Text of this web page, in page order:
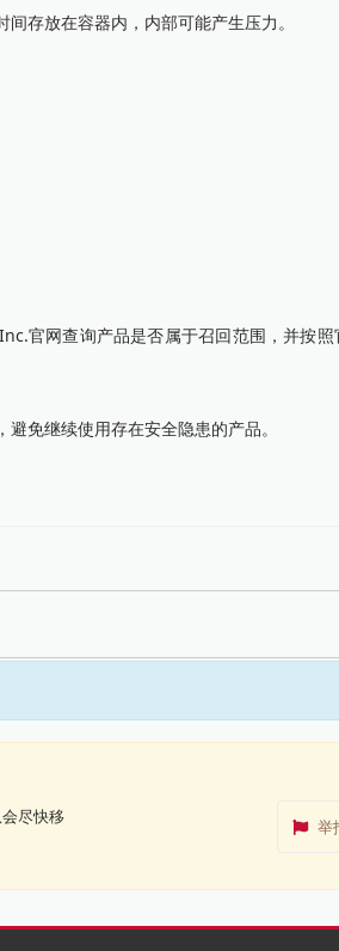
存放在容器内，内部可能产生压力。
官网查询产品是否属于召回范围，并按
免继续使用存在安全隐患的产品。
尽快移
举